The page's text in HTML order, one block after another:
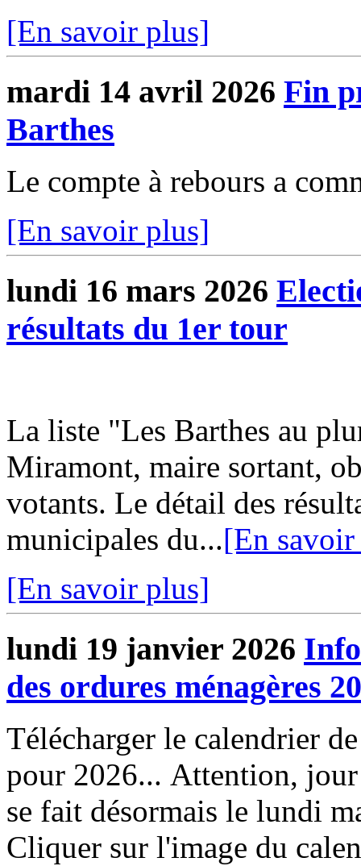
[En savoir plus]
mardi 14 avril 2026 Fin
Barthes
Le compte à rebours a
[En savoir plus]
lundi 16 mars 2026
résultats du 1er tour
La liste "Les Barthes au
Miramont, maire sortant,
votants. Le détail des
municipales du...[En
[En savoir plus]
lundi 19 janvier 2026
des ordures ménagères
Télécharger le calendrier
pour 2026... Attention,
se fait désormais le lundi
Cliquer sur l'image du